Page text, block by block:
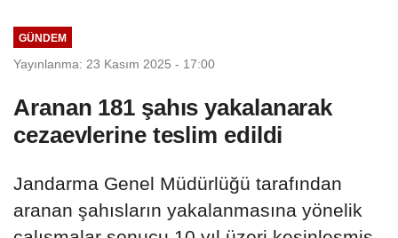
GÜNDEM
Yayınlanma: 23 Kasım 2025 - 17:00
Aranan 181 şahıs yakalanarak
cezaevlerine teslim edildi
Jandarma Genel Müdürlüğü tarafından
aranan şahısların yakalanmasına yönelik